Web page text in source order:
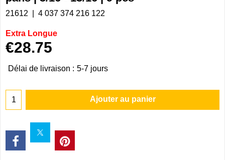
21612 4 037 374 216 122
Extra Longue
€28.75
Délai de livraison : 5-7 jours
Ajouter au panier